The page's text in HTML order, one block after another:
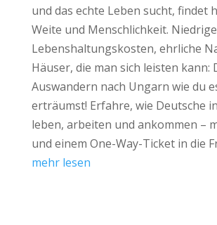
und das echte Leben sucht, findet
Weite und Menschlichkeit. Niedrige
Lebenshaltungskosten, ehrliche
Häuser, die man sich leisten kann:
Auswandern nach Ungarn wie du
erträumst! Erfahre, wie Deutsche
leben, arbeiten und ankommen –
und einem One-Way-Ticket in die
mehr lesen